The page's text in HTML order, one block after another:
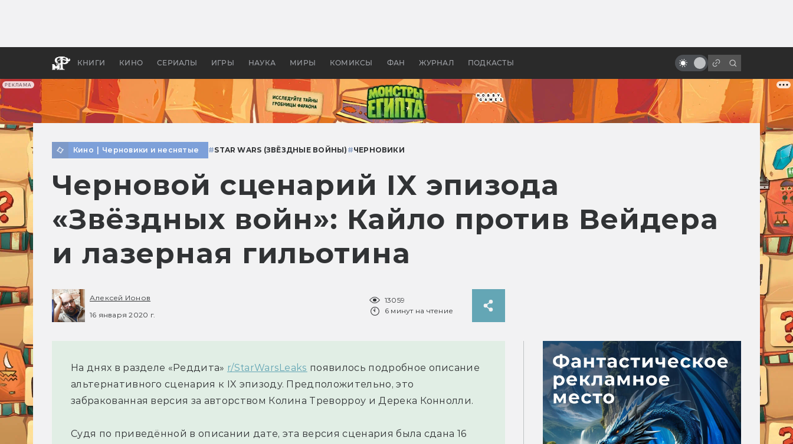
РЕКЛАМА
КНИГИ КИНО СЕРИАЛЫ ИГРЫ НАУКА МИРЫ КОМИКСЫ ФАН ЖУРНАЛ ПОДКАСТЫ
бы «Властелина колец»
Древней Грецией
главных образов будущего
Кино Черновики и неснятые #STAR WARS (ЗВЁЗДНЫЕ ВОЙНЫ) #ЧЕРНОВИКИ
Черновой сценарий IX эпизода
«Звёздных войн»: Кайло против Вейдера
и лазерная гильотина
Алексей Ионов
16 января 2020 г.
13059
6 минут на чтение
На днях в разделе «Реддита» r/StarWarsLeaks появилось подробное описание
альтернативного сценария к IX эпизоду. Предположительно, это
забракованная версия за авторством Колина Треворроу и Дерека Коннолли.
Судя по приведённой в описании дате, эта версия сценария была сдана 16